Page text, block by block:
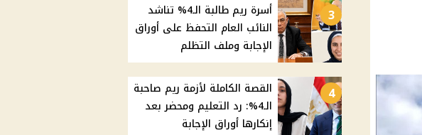
3
أسرة ريم طالبة الـ4% تناشد
النائب العام التحفظ على أوراق
الإجابة وملف التظلم
4
القصة الكاملة لأزمة ريم صاحبة
الـ4%: رد التعليم ومحضر بعد
إنكارها أوراق الإجابة